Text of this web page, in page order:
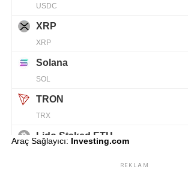
Araç Sağlayıcı: Investing.com
REKLAM